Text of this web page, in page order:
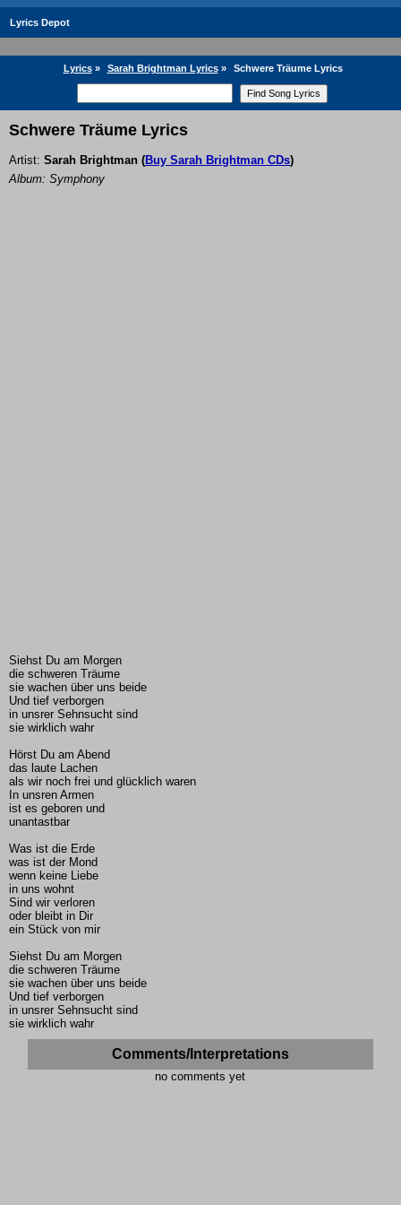
Lyrics Depot
Lyrics» Sarah Brightman Lyrics» Schwere Träume Lyrics
Schwere Träume Lyrics
Artist: Sarah Brightman (Buy Sarah Brightman CDs)
Album: Symphony
Siehst Du am Morgen
die schweren Träume
sie wachen über uns beide
Und tief verborgen
in unsrer Sehnsucht sind
sie wirklich wahr
Hörst Du am Abend
das laute Lachen
als wir noch frei und glücklich waren
In unsren Armen
ist es geboren und
unantastbar
Was ist die Erde
was ist der Mond
wenn keine Liebe
in uns wohnt
Sind wir verloren
oder bleibt in Dir
ein Stück von mir
Siehst Du am Morgen
die schweren Träume
sie wachen über uns beide
Und tief verborgen
in unsrer Sehnsucht sind
sie wirklich wahr
Comments/Interpretations
no comments yet